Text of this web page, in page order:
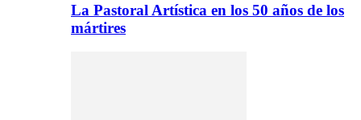
La Pastoral Artística en los 50 años de los
mártires